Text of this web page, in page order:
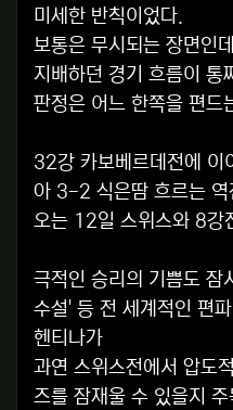
미세한 반칙이었다.
보통은 무시되는 장면인
지배하던 경기 흐름이 통
판정은 어느 한쪽을 편드
32강 카보베르데전에 이
아 3-2 식은땀 흐르는 역
오는 12일 스위스와 8강
극적인 승리의 기쁨도 잠
수설' 등 전 세계적인 편
헨티나가
과연 스위스전에서 압도
즈를 잠재울 수 있을지 주